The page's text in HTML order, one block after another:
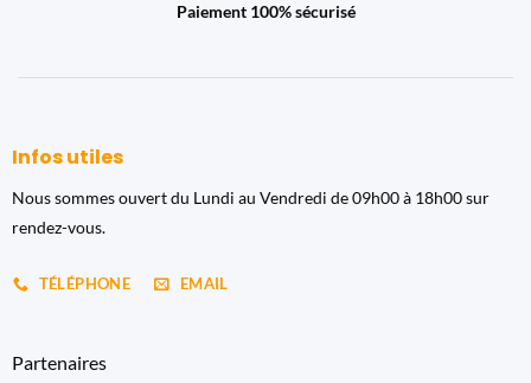
Paiement 100% sécurisé
Infos utiles
Nous sommes ouvert du Lundi au Vendredi de 09h00 à 18h00 sur
rendez-vous.
TÉLÉPHONE EMAIL
Partenaires